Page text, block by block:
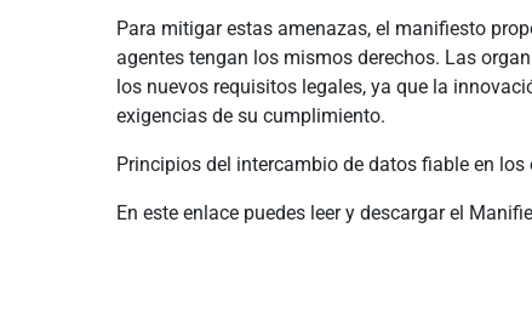
Para mitigar estas amenazas, el manifiesto
agentes tengan los mismos derechos. Las
los nuevos requisitos legales, ya que la
exigencias de su cumplimiento.
Principios del intercambio de datos fiable en los
En este enlace puedes leer y descargar el